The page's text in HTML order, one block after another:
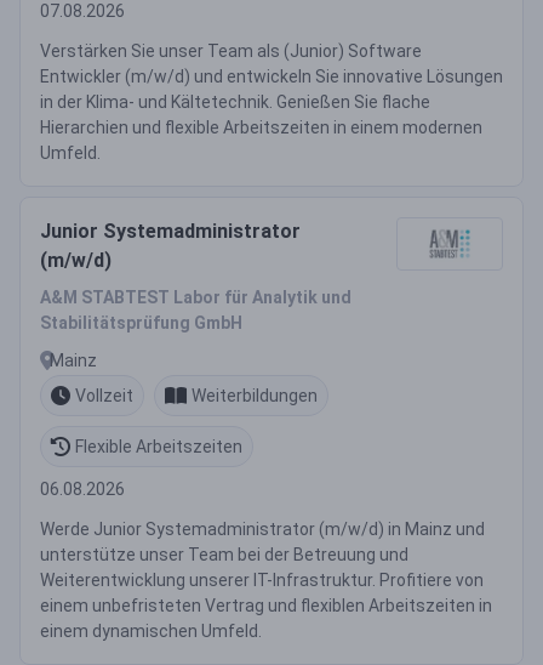
07.08.2026
Verstärken Sie unser Team als (Junior) Software
Entwickler (m/w/d) und entwickeln Sie innovative Lösungen
in der Klima- und Kältetechnik. Genießen Sie flache
Hierarchien und flexible Arbeitszeiten in einem modernen
Umfeld.
Junior Systemadministrator
(m/w/d)
A&M STABTEST Labor für Analytik und
Stabilitätsprüfung GmbH
Mainz
Vollzeit
Weiterbildungen
Flexible Arbeitszeiten
06.08.2026
Werde Junior Systemadministrator (m/w/d) in Mainz und
unterstütze unser Team bei der Betreuung und
Weiterentwicklung unserer IT-Infrastruktur. Profitiere von
einem unbefristeten Vertrag und flexiblen Arbeitszeiten in
einem dynamischen Umfeld.